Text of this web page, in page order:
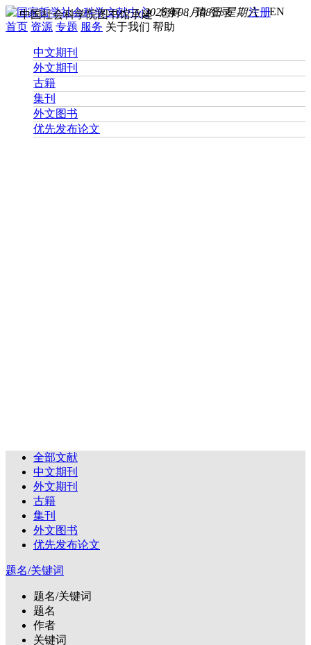
您好， 请登录 注册EN
2026年08月08日 星期六
中国社会科学院图书馆承建
首页 资源 专题 服务 关于我们 帮助
中文期刊
外文期刊
古籍
集刊
外文图书
优先发布论文
全部文献
中文期刊
外文期刊
古籍
集刊
外文图书
优先发布论文
题名/关键词
题名/关键词
题名
作者
关键词